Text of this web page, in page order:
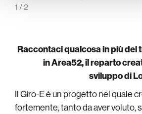
1 / 2
Raccontaci qualcosa in più del
in Area52, il reparto
sviluppo di
Il Giro-E è un progetto nel quale
fortemente, tanto da aver voluto,